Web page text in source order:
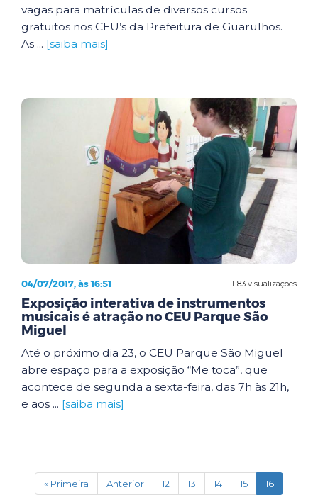
vagas para matrículas de diversos cursos
gratuitos nos CEU’s da Prefeitura de Guarulhos.
As ... [saiba mais]
1183 visualizações
04/07/2017, às 16:51
Exposição interativa de instrumentos
musicais é atração no CEU Parque São
Miguel
Até o próximo dia 23, o CEU Parque São Miguel
abre espaço para a exposição “Me toca”, que
acontece de segunda a sexta-feira, das 7h às 21h,
e aos ... [saiba mais]
« Primeira Anterior 12 13 14 15 16(current)